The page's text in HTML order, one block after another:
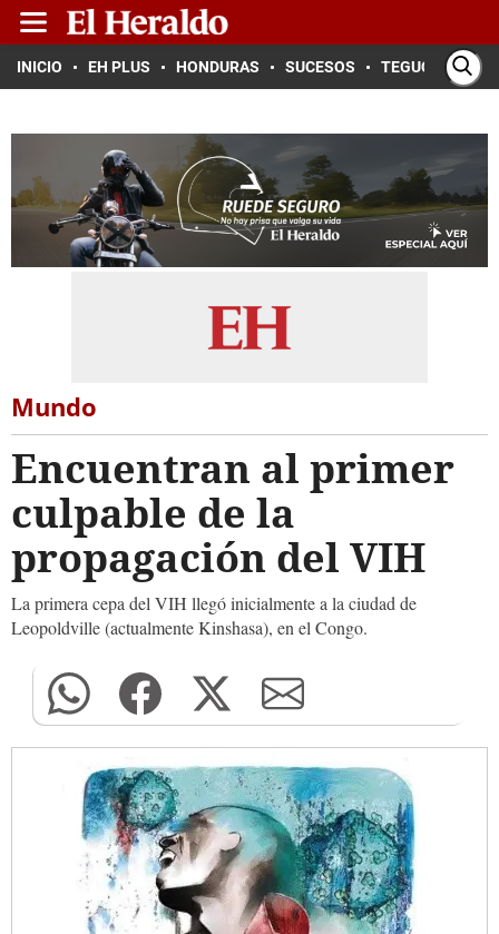
INICIO EH PLUS HONDURAS SUCESOS TEGUCIGALPA
Mundo
Encuentran al primer
culpable de la
propagación del VIH
La primera cepa del VIH llegó inicialmente a la ciudad de
Leopoldville (actualmente Kinshasa), en el Congo.